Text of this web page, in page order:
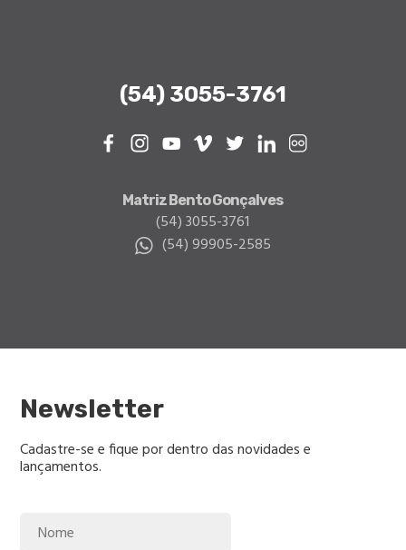
(54) 3055-3761
Facebook Instagram Youtube Vimeo Twitter Linkedin
Matriz Bento Gonçalves
(54) 3055-3761
(54) 99905-2585
Newsletter
Cadastre-se e fique por dentro das novidades e
lançamentos.